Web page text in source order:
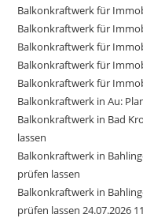
Balkonkraftwerk für
Balkonkraftwerk für
Balkonkraftwerk für
Balkonkraftwerk für
Balkonkraftwerk für
Balkonkraftwerk in Au:
Balkonkraftwerk in Bad
lassen
Balkonkraftwerk in
prüfen lassen
Balkonkraftwerk in
prüfen lassen 24.07.2026